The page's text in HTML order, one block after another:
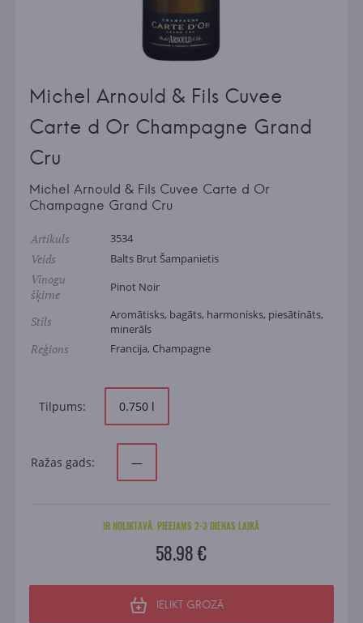
Michel Arnould & Fils Cuvee
Carte d Or Champagne Grand
Cru
Michel Arnould & Fils Cuvee Carte d Or
Champagne Grand Cru
Artikuls 3534
Veids Balts Brut Šampanietis
Vīnogu
šķirne
Pinot Noir
Stils
Aromātisks, bagāts, harmonisks, piesātināts,
minerāls
Reģions Francija, Champagne
Tilpums: 0.750 l
Ražas gads: —
IR NOLIKTAVĀ. PIEEJAMS 2-3 DIENAS LAIKĀ
58.98 €
IELIKT GROZĀ